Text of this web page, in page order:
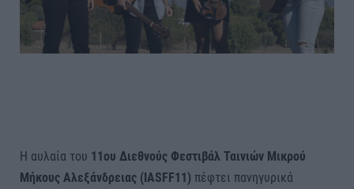
Η αυλαία του 11ου Διεθνούς Φεστιβάλ Ταινιών Μικρού
Μήκους Αλεξάνδρειας (IASFF11) πέφτει πανηγυρικά